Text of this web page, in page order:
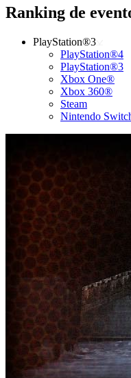
Ranking de
PlayStation®3
PlayStation®4
PlayStation®3
Xbox One®
Xbox 360®
Steam
Nintendo